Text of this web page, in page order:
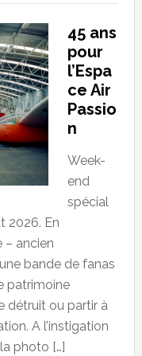
45 ans
pour
l’Espa
ce Air
Passio
n
Week-
end
spécial
2026. En
– ancien
bande de fanas
patrimoine
détruit ou partir à
A l’instigation
photo […]